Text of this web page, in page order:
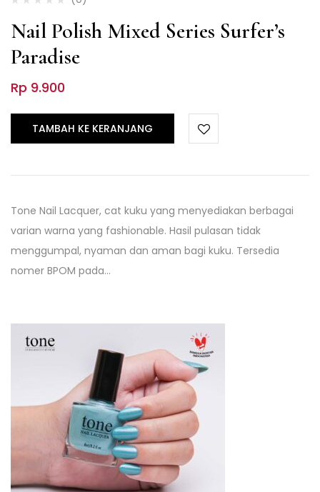
Nail Polish Mixed Series Surfer’s
Paradise
Rp 9.900
TAMBAH KE KERANJANG
Tone Nail Lacquer, cat kuku yang menyediakan berbagai
varian warna yang fashionable. Hasil pulasan tidak
menggumpal, nyaman dan aman bagi kuku. Tersedia
nomer BPOM pada…